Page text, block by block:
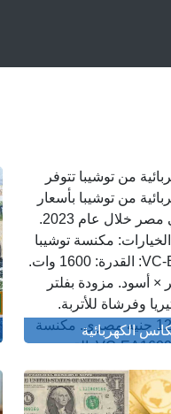
من توشيبا تتوفر
من توشيبا بأسعار
مختلفة في مصر خلال عام 2023.
مكنسة توشيبا
VC-EA100CV: القدرة: 1600 وات.
× أسود. مزودة بفلتر
وفرشاة للأتربة.
السعر: 1275 جنيه مصري. مكنسة
توشيبا VC-EA1600SE: القدرة:
اللون: أحمر × أسود.
›
الكهربائية